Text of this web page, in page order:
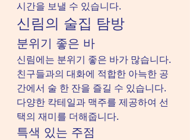
시간을 보낼 수 있습니다.
신림의 술집 탐방
분위기 좋은 바
신림에는 분위기 좋은 바가 많습니다.
친구들과의 대화에 적합한 아늑한 공
간에서 술 한 잔을 즐길 수 있습니다.
다양한 칵테일과 맥주를 제공하여 선
택의 재미를 더해줍니다.
특색 있는 주점